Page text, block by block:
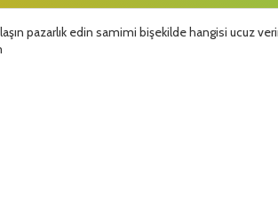
pazarlık edin samimi bişekilde hangisi ucuz